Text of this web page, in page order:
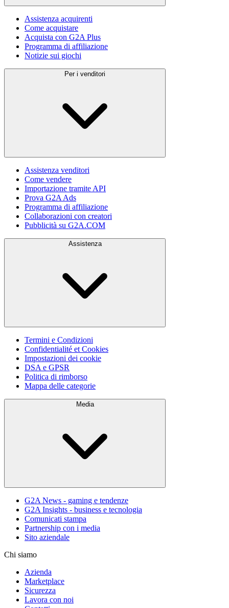
Assistenza acquirenti
Come acquistare
Acquista con G2A Plus
Programma di affiliazione
Notizie sui giochi
Per i venditori
Assistenza venditori
Come vendere
Importazione tramite API
Prova G2A Ads
Programma di affiliazione
Collaborazioni con creatori
Pubblicità su G2A.COM
Assistenza
Termini e Condizioni
Confidentialité et Cookies
Impostazioni dei cookie
DSA e GPSR
Politica di rimborso
Mappa delle categorie
Media
G2A News - gaming e tendenze
G2A Insights - business e tecnologia
Comunicati stampa
Partnership con i media
Sito aziendale
Chi siamo
Azienda
Marketplace
Sicurezza
Lavora con noi